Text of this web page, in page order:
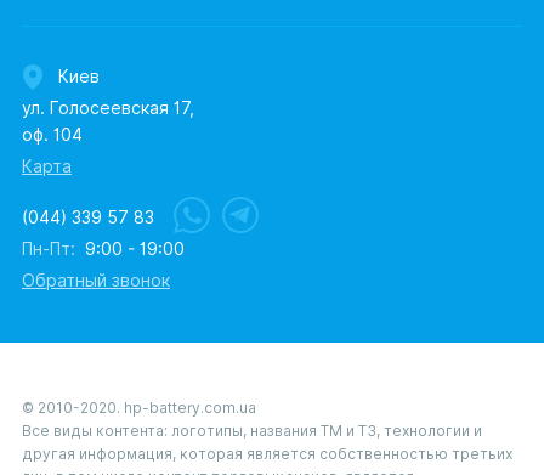
Киев
ул. Голосеевская 17,
оф. 104
Карта
(044) 339 57 83
Пн-Пт: 9:00 - 19:00
Обратный звонок
© 2010-2020. hp-battery.com.ua
Все виды контента: логотипы, названия ТМ и ТЗ, технологии и
другая информация, которая является собственностью третьих